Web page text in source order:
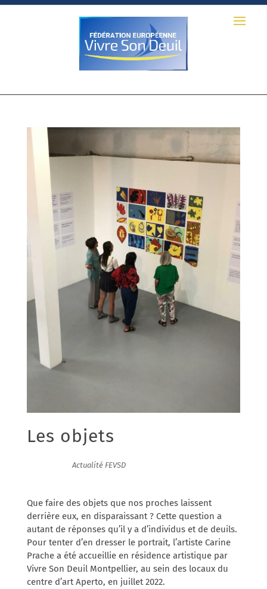
Les objets
|Actualité FEVSD
Que faire des objets que nos proches laissent
derrière eux, en disparaissant ? Cette question a
autant de réponses qu’il y a d’individus et de deuils.
Pour tenter d’en dresser le portrait, l’artiste Carine
Prache a été accueillie en résidence artistique par
Vivre Son Deuil Montpellier, au sein des locaux du
centre d’art Aperto, en juillet 2022.